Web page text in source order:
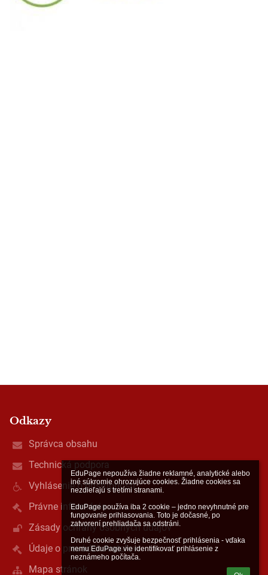
EduPage nepoužíva žiadne reklamné, analytické alebo
iné súkromie ohrozujúce cookies. Žiadne cookies sa
nezdieľajú s tretími stranami.
EduPage používa iba 2 cookie – jedno nevyhnutné pre
fungovanie prihlasovania. Toto je dočasné, po
zatvorení prehliadača sa odstráni.
Druhé cookie zvyšuje bezpečnosť prihlásenia - vďaka
nemu EduPage vie identifikovať prihlásenie z
neznámeho počítača.
Odkazy
Správca obsahu
Technická podpora
Vyhlásenie o prístupnosti
Právne informácie
Zásady ochrany osobných údajov
Údaje o prevádzkovateľovi
Mapa stránok